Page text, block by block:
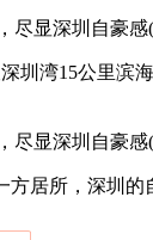
湾15公里滨
居所，深圳的